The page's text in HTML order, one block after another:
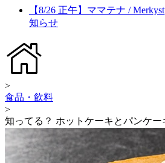
【8/26 正午】ママテナ /
知らせ
>
食品・飲料
>
知ってる？ ホットケーキとパンケー